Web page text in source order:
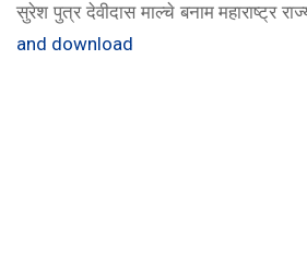
सुरेश पुत्र देवीदास माल्चे बनाम महाराष्ट्र
and download